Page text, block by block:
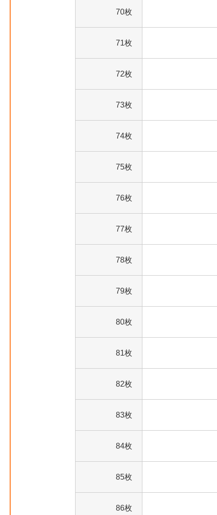
70枚
71枚
72枚
73枚
74枚
75枚
76枚
77枚
78枚
79枚
80枚
81枚
82枚
83枚
84枚
85枚
86枚